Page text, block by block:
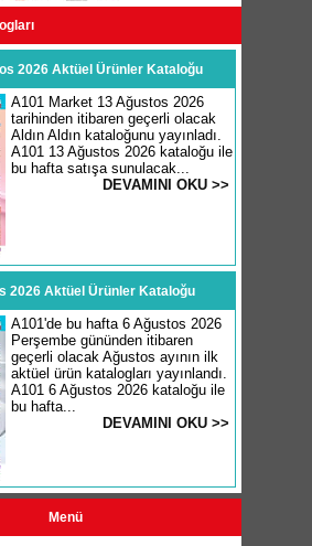
2026 Aktüel Ürünler Kataloğu
A101 Market 13 Ağustos 2026
tarihinden itibaren geçerli olacak
Aldın Aldın kataloğunu yayınladı.
A101 13 Ağustos 2026 kataloğu ile
bu hafta satışa sunulacak...
DEVAMINI OKU >>
2026 Aktüel Ürünler Kataloğu
A101'de bu hafta 6 Ağustos 2026
Perşembe gününden itibaren
geçerli olacak Ağustos ayının ilk
aktüel ürün katalogları yayınlandı.
A101 6 Ağustos 2026 kataloğu ile
bu hafta...
DEVAMINI OKU >>
Menü